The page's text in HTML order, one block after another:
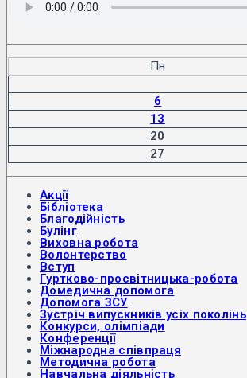
Пн
6
13
20
27
Акції
Бібліотека
Благодійність
Булінг
Виховна робота
Волонтерство
Вступ
Гуртково-просвітницька-робота
Домедична допомога
Допомога ЗСУ
Зустріч випускників усіх поколінь
Конкурси, олімпіади
Конференції
Міжнародна співпраця
Методична робота
Навчальна діяльність